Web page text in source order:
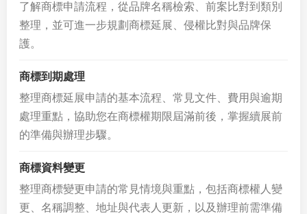
了解商標申請流程，從品牌名稱檢索、前案比對到類別
整理，並可進一步規劃商標延展、侵權比對與品牌保
護。
商標到期處理
整理商標延展申請的基本流程、常見文件、費用與逾期
處理重點，協助您在商標權期限屆滿前後，掌握續展前
的準備與辦理步驟。
商標資料變更
整理商標變更申請的常見情境與重點，包括商標權人變
更、名稱調整、地址與代表人更新，以及辦理前需準備